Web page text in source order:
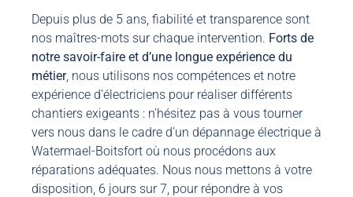
Depuis plus de 5 ans, fiabilité et transparence sont
nos maîtres-mots sur chaque intervention. Forts de
notre savoir-faire et d’une longue expérience du
métier, nous utilisons nos compétences et notre
expérience d’électriciens pour réaliser différents
chantiers exigeants : n’hésitez pas à vous tourner
vers nous dans le cadre d’un dépannage électrique à
Watermael-Boitsfort où nous procédons aux
réparations adéquates. Nous nous mettons à votre
disposition, 6 jours sur 7, pour répondre à vos